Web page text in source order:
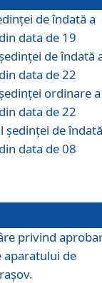
de îndată a
data de 19
de îndată
data de 22
ordinare a
data de 22
şedinţei de
data de 08
privind
aparatului de